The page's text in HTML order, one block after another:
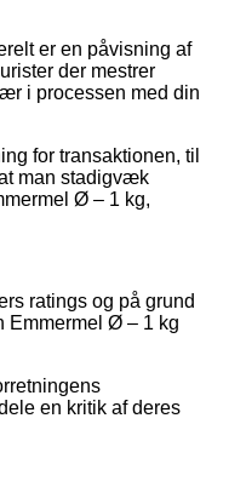
er en påvisning af
der mestrer
i processen med din
for transaktionen, til
man stadigvæk
Ø – 1 kg,
ratings og på grund
Emmermel Ø – 1 kg
en kritik af deres